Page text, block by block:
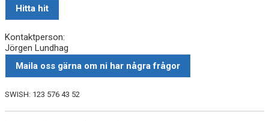
Hitta hit
Kontaktperson:
Jörgen Lundhag
Maila oss gärna om ni har några frågor
SWISH: 123 576 43 52